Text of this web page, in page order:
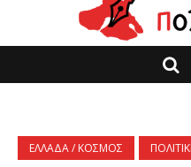
ΕΛΛΑΔΑ / ΚΟΣΜΟΣ